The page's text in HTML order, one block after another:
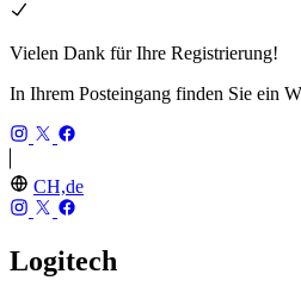
Vielen Dank für Ihre Registrierung!
In Ihrem Posteingang finden Sie ein
CH,de
Logitech